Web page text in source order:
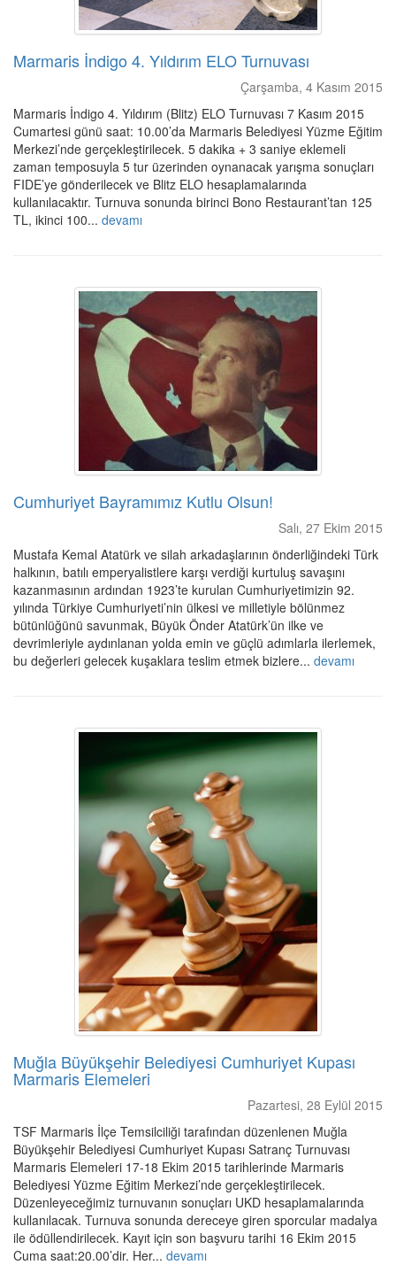
Marmaris İndigo 4. Yıldırım ELO Turnuvası
Çarşamba, 4 Kasım 2015
Marmaris İndigo 4. Yıldırım (Blitz) ELO Turnuvası 7 Kasım 2015
Cumartesi günü saat: 10.00’da Marmaris Belediyesi Yüzme Eğitim
Merkezi’nde gerçekleştirilecek. 5 dakika + 3 saniye eklemeli
zaman temposuyla 5 tur üzerinden oynanacak yarışma sonuçları
FIDE’ye gönderilecek ve Blitz ELO hesaplamalarında
kullanılacaktır. Turnuva sonunda birinci Bono Restaurant’tan 125
TL, ikinci 100... devamı
Cumhuriyet Bayramımız Kutlu Olsun!
Salı, 27 Ekim 2015
Mustafa Kemal Atatürk ve silah arkadaşlarının önderliğindeki Türk
halkının, batılı emperyalistlere karşı verdiği kurtuluş savaşını
kazanmasının ardından 1923’te kurulan Cumhuriyetimizin 92.
yılında Türkiye Cumhuriyeti’nin ülkesi ve milletiyle bölünmez
bütünlüğünü savunmak, Büyük Önder Atatürk’ün ilke ve
devrimleriyle aydınlanan yolda emin ve güçlü adımlarla ilerlemek,
bu değerleri gelecek kuşaklara teslim etmek bizlere... devamı
Muğla Büyükşehir Belediyesi Cumhuriyet Kupası
Marmaris Elemeleri
Pazartesi, 28 Eylül 2015
TSF Marmaris İlçe Temsilciliği tarafından düzenlenen Muğla
Büyükşehir Belediyesi Cumhuriyet Kupası Satranç Turnuvası
Marmaris Elemeleri 17-18 Ekim 2015 tarihlerinde Marmaris
Belediyesi Yüzme Eğitim Merkezi’nde gerçekleştirilecek.
Düzenleyeceğimiz turnuvanın sonuçları UKD hesaplamalarında
kullanılacak. Turnuva sonunda dereceye giren sporcular madalya
ile ödüllendirilecek. Kayıt için son başvuru tarihi 16 Ekim 2015
Cuma saat:20.00’dir. Her... devamı